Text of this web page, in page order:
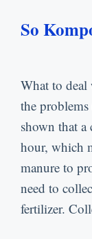
So
What to
the problems
shown that a
hour, which
manure to
need to
fertilizer.